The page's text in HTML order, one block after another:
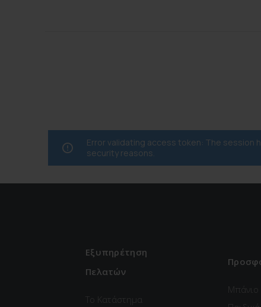
Error validating access token: The session
security reasons.
Εξυπηρέτηση
Πελατών
Το Κατάστημα
Μπάνιο